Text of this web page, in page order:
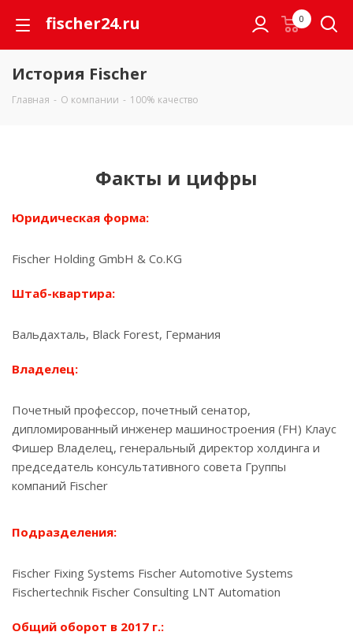
fischer24.ru 0
История Fischer
Главная - О компании - 100% качество
Факты и цифры
Юридическая форма:
Fischer Holding GmbH & Co.KG
Штаб-квартира:
Вальдахталь, Black Forest, Германия
Владелец:
Почетный профессор, почетный сенатор,
дипломированный инженер машиностроения (FH) Клаус
Фишер Владелец, генеральный директор холдинга и
председатель консультативного совета Группы
компаний Fischer
Подразделения:
Fischer Fixing Systems Fischer Automotive Systems
Fischertechnik Fischer Consulting LNT Automation
Общий оборот в 2017 г.: